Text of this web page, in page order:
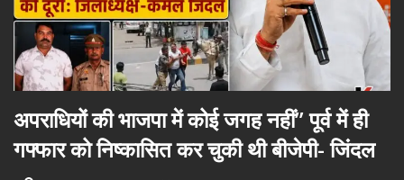
अपराधियों की भाजपा में कोई जगह नहीं” पूर्व में ही
गफ्फार को निष्कासित कर चुकी थी बीजेपी- जिंदल